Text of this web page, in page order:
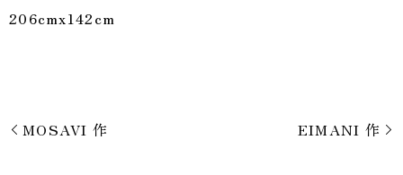
206cmx142cm
MOSAVI 作 EIMANI 作